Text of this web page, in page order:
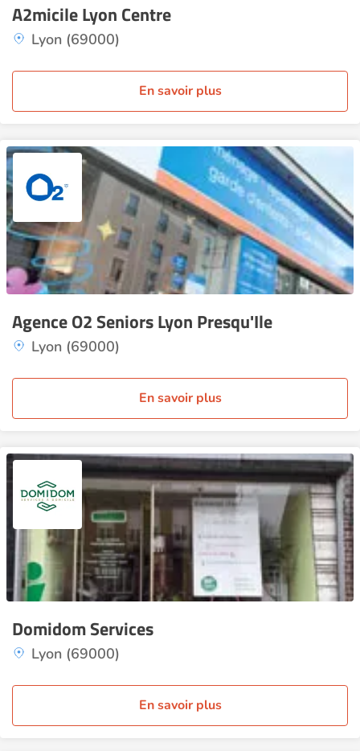
A2micile Lyon Centre
Lyon (69000)
En savoir plus
Agence O2 Seniors Lyon Presqu'Ile
Lyon (69000)
En savoir plus
Domidom Services
Lyon (69000)
En savoir plus